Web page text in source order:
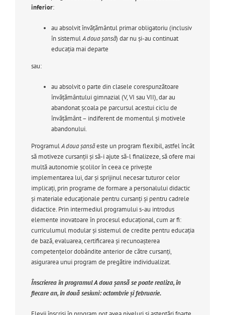
inferior:
au absolvit învăţământul primar obligatoriu (inclusiv
în sistemulA doua şansă) dar nu şi-au continuat
educaţia mai departe
sau:
au absolvit o parte din clasele corespunzătoare
învăţământului gimnazial (V, VI sau VII), dar au
abandonat şcoala pe parcursul acestui ciclu de
învăţământ – indiferent de momentul şi motivele
abandonului.
ProgramulA doua șansăeste un program flexibil, astfel încât
să motiveze cursanţii şi să-i ajute să-l finalizeze, să ofere mai
multă autonomie şcolilor în ceea ce priveşte
implementarea lui, dar şi sprijinul necesar tuturor celor
implicaţi, prin programe de formare a personalului didactic
şi materiale educaţionale pentru cursanţi şi pentru cadrele
didactice. Prin intermediul programului s-au introdus
elemente inovatoare în procesul educaţional, cum ar fi:
curriculumul modular şi sistemul de credite pentru educaţia
de bază, evaluarea, certificarea şi recunoaşterea
competenţelor dobândite anterior de către cursanţi,
asigurarea unui program de pregătire individualizat.
Înscrierea în programul A doua şansă se poate realiza, în
fiecare an, în două sesiuni: octombrie şi februarie.